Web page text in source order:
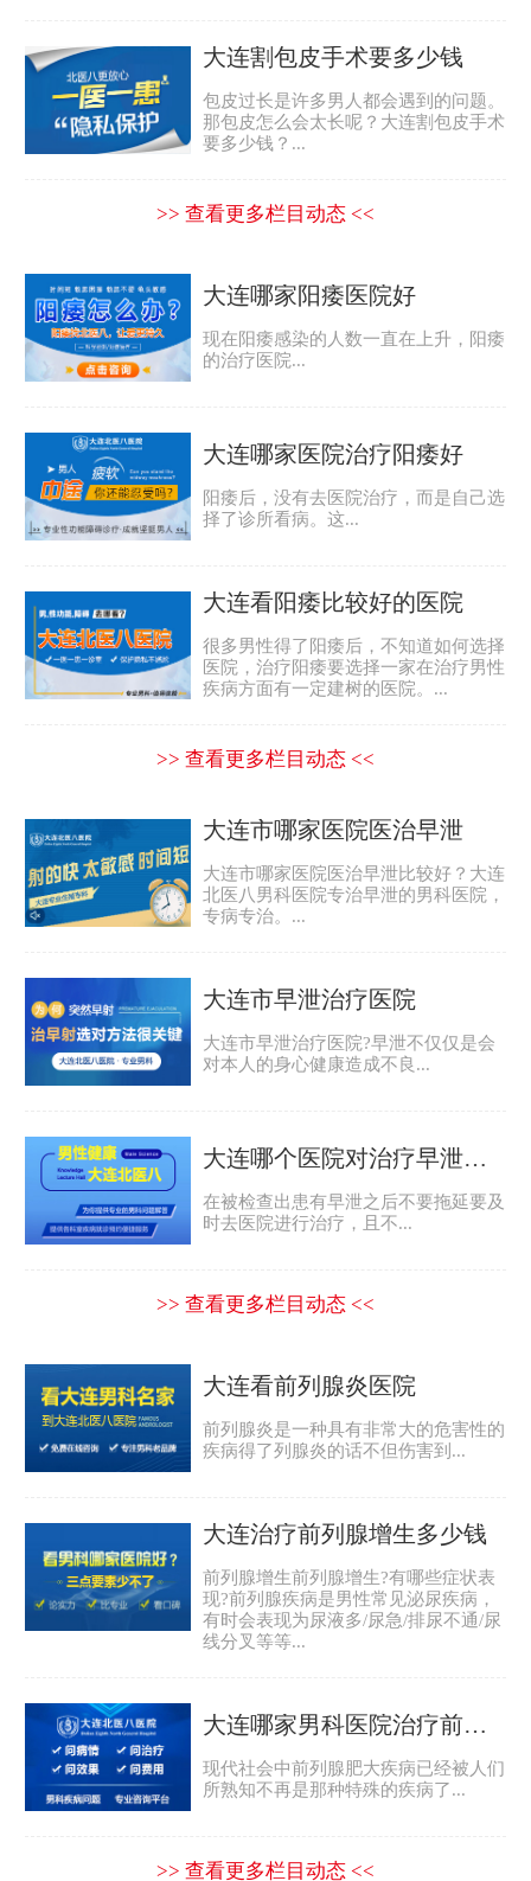
大连割包皮手术要多少钱
包皮过长是许多男人都会遇到的问题。
那包皮怎么会太长呢？大连割包皮手术
要多少钱？...
>> 查看更多栏目动态 <<
大连哪家阳痿医院好
现在阳痿感染的人数一直在上升，阳痿
的治疗医院...
大连哪家医院治疗阳痿好
阳痿后，没有去医院治疗，而是自己选
择了诊所看病。这...
大连看阳痿比较好的医院
很多男性得了阳痿后，不知道如何选择
医院，治疗阳痿要选择一家在治疗男性
疾病方面有一定建树的医院。...
>> 查看更多栏目动态 <<
大连市哪家医院医治早泄
大连市哪家医院医治早泄比较好？大连
北医八男科医院专治早泄的男科医院，
专病专治。...
大连市早泄治疗医院
大连市早泄治疗医院?早泄不仅仅是会
对本人的身心健康造成不良...
大连哪个医院对治疗早泄比较好
在被检查出患有早泄之后不要拖延要及
时去医院进行治疗，且不...
>> 查看更多栏目动态 <<
大连看前列腺炎医院
前列腺炎是一种具有非常大的危害性的
疾病得了列腺炎的话不但伤害到...
大连治疗前列腺增生多少钱
前列腺增生前列腺增生?有哪些症状表
现?前列腺疾病是男性常见泌尿疾病，
有时会表现为尿液多/尿急/排尿不通/尿
线分叉等等...
大连哪家男科医院治疗前列腺肥大好
现代社会中前列腺肥大疾病已经被人们
所熟知不再是那种特殊的疾病了...
>> 查看更多栏目动态 <<